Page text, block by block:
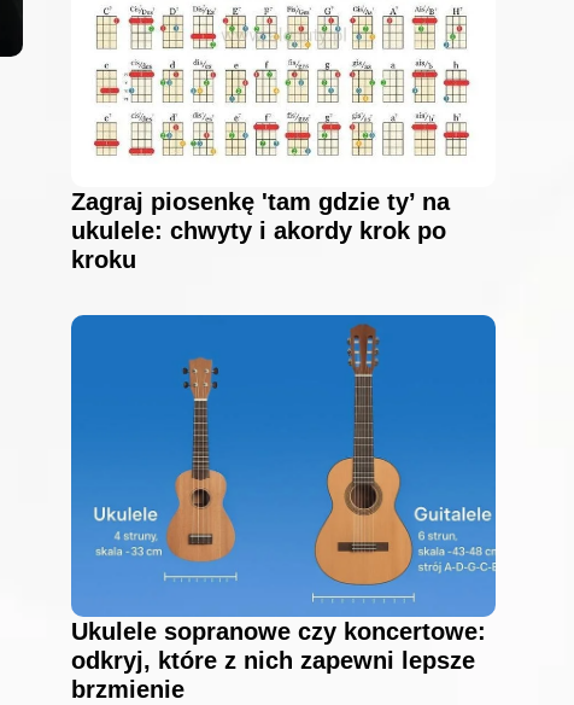
Zagraj piosenkę 'tam gdzie ty’ na
ukulele: chwyty i akordy krok po
kroku
Ukulele sopranowe czy koncertowe:
odkryj, które z nich zapewni lepsze
brzmienie